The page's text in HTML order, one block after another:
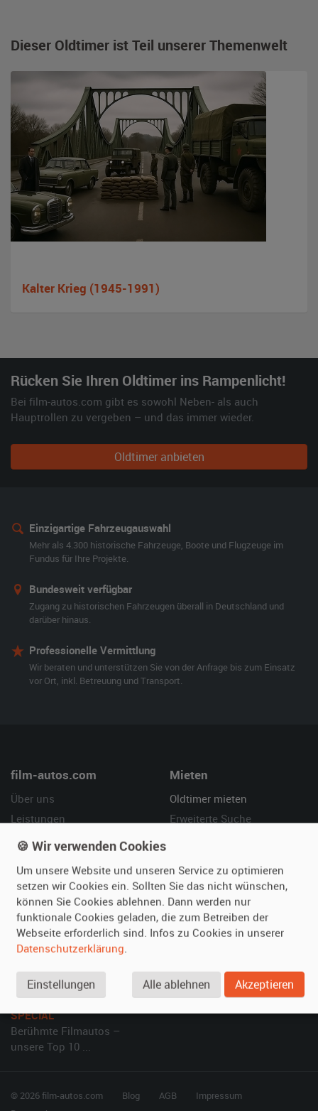
Dieser Oldtimer ist Teil unserer Themenwelt
Kalter Krieg (1945-1991)
Rücken Sie Ihren Oldtimer ins Rampenlicht!
Bei film-autos.com gibt es sowohl Neben- als auch
Hauptrollen zu vergeben – und das immer wieder.
Oldtimer anbieten
Einzigartige Fahrzeugauswahl
Mehr als 4.300 historische Fahrzeuge, Boote und Flugzeuge im
Fundus für Ihre Projekte.
Bundesweit verfügbar
Zugang zu historischen Fahrzeugen überall in Deutschland und
darüber hinaus.
Professionelle Vermittlung
Wir beraten und unterstützen Sie von der Anfrage bis zum Einsatz
vor Ort, inkl. Betreuung und Transport.
film-autos.com
Über uns
Leistungen
Referenzen
Mieten
Oldtimer mieten
Erweiterte Suche
Vermieten
Oldtimer anmelden
Fotos senden
Inserat verwalten
Hilfe
Häufige Fragen (FAQ)
So funktioniert's
SPECIAL
Berühmte Filmautos –
unsere Top 10 ...
© 2026 film-autos.com Blog AGB
Impressum
🍪 Wir verwenden Cookies
Um unsere Website und unseren Service zu optimieren
setzen wir Cookies ein. Sollten Sie das nicht wünschen,
können Sie Cookies ablehnen. Dann werden nur
funktionale Cookies geladen, die zum Betreiben der
Webseite erforderlich sind. Infos zu Cookies in unserer
Datenschutzerklärung.
Einstellungen Alle ablehnen Akzeptieren